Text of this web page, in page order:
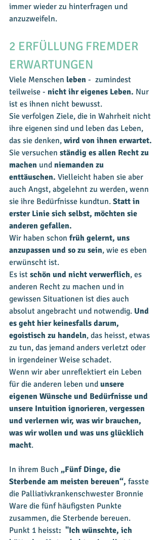
immer wieder zu hinterfragen und
anzuzweifeln.
2 ERFÜLLUNG FREMDER
ERWARTUNGEN
Viele Menschen leben -  zumindest
teilweise - nicht ihr eigenes Leben. Nur
ist es ihnen nicht bewusst.
Sie verfolgen Ziele, die in Wahrheit nicht
ihre eigenen sind und leben das Leben,
das sie denken, wird von ihnen erwartet.
Sie versuchen ständig es allen Recht zu
machen und niemanden zu
enttäuschen. Vielleicht haben sie aber
auch Angst, abgelehnt zu werden, wenn
sie ihre Bedürfnisse kundtun. Statt in
erster Linie sich selbst, möchten sie
anderen gefallen.
Wir haben schon früh gelernt, uns
anzupassen und so zu sein, wie es eben
erwünscht ist.
Es ist schön und nicht verwerflich, es
anderen Recht zu machen und in
gewissen Situationen ist dies auch
absolut angebracht und notwendig. Und
es geht hier keinesfalls darum,
egoistisch zu handeln, das heisst, etwas
zu tun, das jemand anders verletzt oder
in irgendeiner Weise schadet.
Wenn wir aber unreflektiert ein Leben
für die anderen leben und unsere
eigenen Wünsche und Bedürfnisse und
unsere Intuition ignorieren, vergessen
und verlernen wir, was wir brauchen,
was wir wollen und was uns glücklich
macht.
In ihrem Buch „Fünf Dinge, die
Sterbende am meisten bereuen“, fasste
die Palliativkrankenschwester Bronnie
Ware die fünf häufigsten Punkte
zusammen, die Sterbende bereuen.
Punkt 1 heisst:  "Ich wünschte, ich